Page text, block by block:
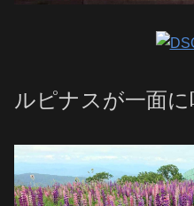
ルピナスが一面